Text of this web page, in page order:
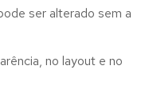
ser alterado sem a
no layout e no